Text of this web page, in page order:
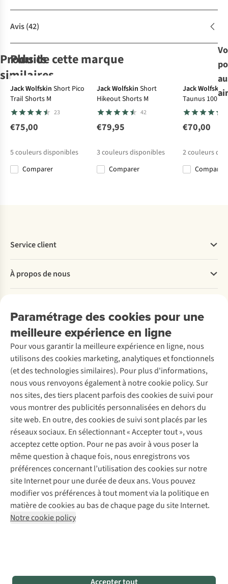
Avis(42)
Produits
similaires
Ayacucho
Short
Blackwell
Corduroy
-30%
Royal Robbins
Short M All In
€55,97
Ayacucho
Dale Hiking
Shorts M
-30%
Patagonia
Baggies Shorts
€45,50
Plus de cette marque
Jack Wolfskin Short Pico
Trail Shorts M
23
€75,00
5couleurs disponibles
Comparer
Jack Wolfskin Short
Hikeout Shorts M
42
€79,95
3couleurs disponibles
%
Comparer
Le choix
Jack Wolfskin
Taunus 100 Fz
€70,00
2couleurs
Comparer
Paramétrage des cookies pour une
meilleure expérience en ligne
Pour vous garantir la meilleure expérience en ligne, nous
utilisons des cookies marketing, analytiques et fonctionnels
(et des technologies similaires). Pour plus d'informations,
nous vous renvoyons également à notre cookie policy. Sur
nos sites, des tiers placent parfois des cookies de suivi pour
vous montrer des publicités personnalisées en dehors du
site web. En outre, des cookies de suivi sont placés par les
réseaux sociaux. En sélectionnant « Accepter tout », vous
acceptez cette option. Pour ne pas avoir à vous poser la
même question à chaque fois, nous enregistrons vos
préférences concernant l’utilisation des cookies sur notre
site Internet pour une durée de deux ans. Vous pouvez
modifier vos préférences à tout moment via la politique en
matière de cookies au bas de chaque page du site Internet.
Notre cookie policy
Service client
Commander
Payer
Retourner
Rétractation d'une commande
Entretien & réparations
Garantie
Contactez-nous
À propos de nous
Entreprise responsable
À propos d’Ayacucho
Nos magasins
À propos d’A.S.Adventure
Déclaration d'accessibilité
Location / Location sports d’hiver
Seconde-main
Entretien de ski
Service de lavage
Entretien de chaussures
Réparation de chaussures
Réparation de vêtements
Retouches
Pour les entreprises
Découvrez
A.S.Magazine
Explore Camp
Expertise & conseils
Abonnez-vous à la newsletter
Suivez-nous
Mentions légales
Politique de confidentialité
Conditions générales
Cookie Policy